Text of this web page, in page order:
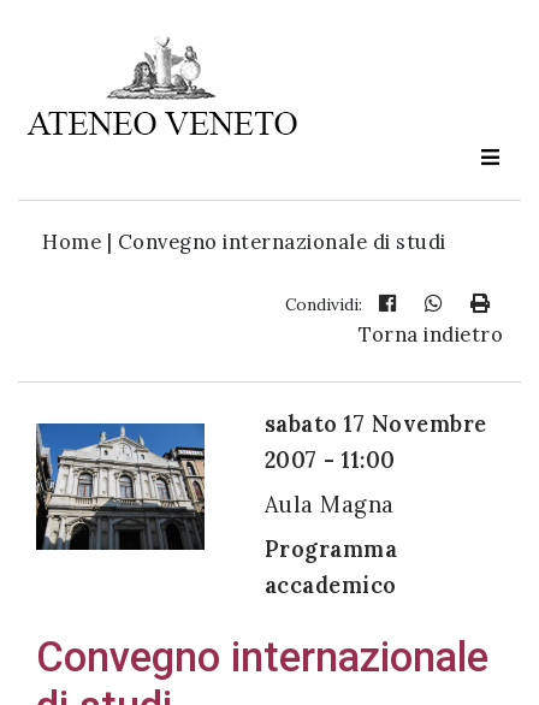
Home | Convegno internazionale di studi
Condividi:
Torna indietro
sabato 17 Novembre
2007 - 11:00
Aula Magna
Programma
accademico
Convegno internazionale
Ateneo
è
cultura
newsletter:
Acconsento